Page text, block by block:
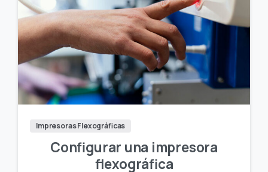
Impresoras Flexográficas
Configurar una impresora
flexográfica